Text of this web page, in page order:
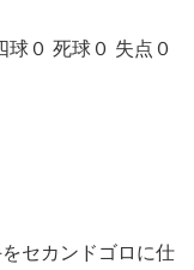
球０ 死球０ 失点０
セカンドゴロに仕